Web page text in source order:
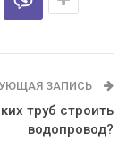
ЗАПИСЬ
труб строить
водопровод?